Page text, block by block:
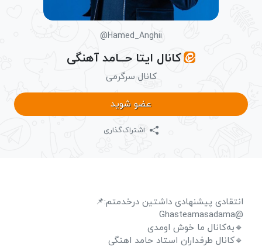
@Hamed_Anghii
کانال ایتا حــامد آهنگی
کانال سرگرمی
عضو شوید
اشتراک‌گذاری
انتقادی پیشنهادی داشتین درخدمتم:📌
@Ghasteamasadama
🔹️به‌کانال ما خوش اومدی
🔹️کانال طرفداران استاد حامد اهنگی